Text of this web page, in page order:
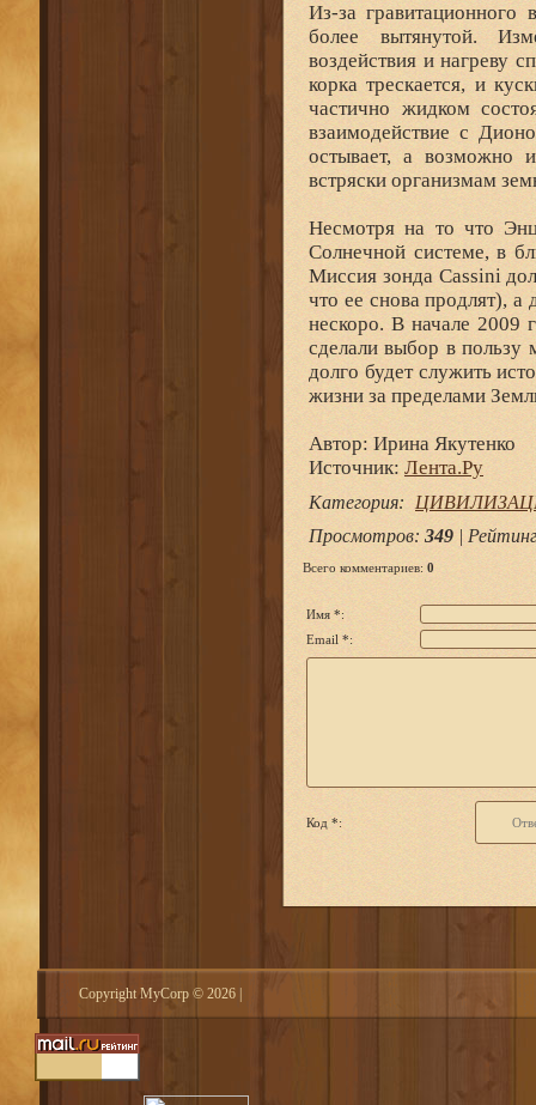
Из-за гравитационного
более вытянутой.
воздействия и нагреву
корка трескается, и
частично жидком
взаимодействие с
остывает, а возможно
встряски организмам
Несмотря на то что
Солнечной системе, в
Миссия зонда Cassini
что ее снова продлят), а
нескоро. В начале 2009
сделали выбор в
долго будет служить
жизни за пределами
Автор: Ирина Якутенко
Источник: Лента.Ру
Категория:
Просмотров: 349 | Рейтинг
Всего комментариев: 0
Имя *:
Email *:
Код *:
Copyright MyCorp © 2026